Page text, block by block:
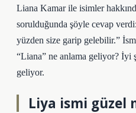
Liana Kamar ile isimler
sorulduğunda şöyle cevap
yüzden size garip gelebilir.”
“Liana” ne anlama geliyor? İyi
geliyor.
Liya ismi güzel